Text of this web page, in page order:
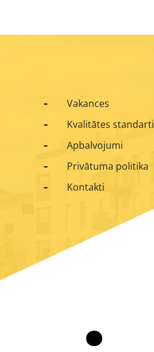
Vakances
Kvalitātes standarti
Apbalvojumi
Privātuma politika
Kontakti